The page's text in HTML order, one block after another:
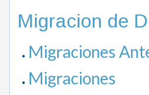
Migracion de
Migraciones
Migraciones